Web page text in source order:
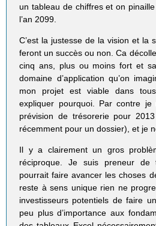
un tableau de chiffres et on
l’an 2099.
C’est la justesse de la vision et la
feront un succès ou non. Ca
cinq ans, plus ou moins fort et
domaine d’application qu’on
mon projet est viable dans
expliquer pourquoi. Par contre
prévision de trésorerie pour
récemment pour un dossier), et je
Il y a clairement un gros
réciproque. Je suis preneur de
pourrait faire avancer les choses
reste à sens unique rien ne
investisseurs potentiels de faire
peu plus d’importance aux